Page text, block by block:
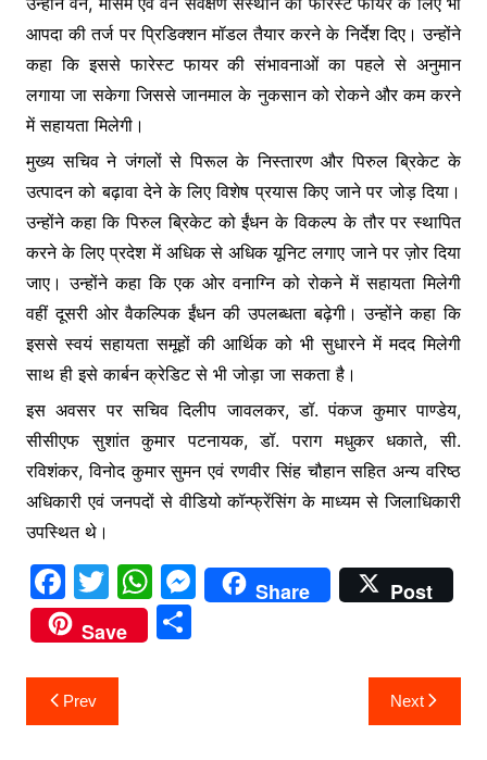
आपदा की तर्ज पर प्रिडिक्शन मॉडल तैयार करने के निर्देश दिए। उन्होंने
कहा कि इससे फारेस्ट फायर की संभावनाओं का पहले से अनुमान
लगाया जा सकेगा जिससे जानमाल के नुकसान को रोकने और कम करने
में सहायता मिलेगी।
मुख्य सचिव ने जंगलों से पिरूल के निस्तारण और पिरुल ब्रिकेट के
उत्पादन को बढ़ावा देने के लिए विशेष प्रयास किए जाने पर जोड़ दिया।
उन्होंने कहा कि पिरुल ब्रिकेट को ईंधन के विकल्प के तौर पर स्थापित
करने के लिए प्रदेश में अधिक से अधिक यूनिट लगाए जाने पर ज़ोर दिया
जाए। उन्होंने कहा कि एक ओर वनाग्नि को रोकने में सहायता मिलेगी
वहीं दूसरी ओर वैकल्पिक ईंधन की उपलब्धता बढ़ेगी। उन्होंने कहा कि
इससे स्वयं सहायता समूहों की आर्थिक को भी सुधारने में मदद मिलेगी
साथ ही इसे कार्बन क्रेडिट से भी जोड़ा जा सकता है।
इस अवसर पर सचिव दिलीप जावलकर, डॉ. पंकज कुमार पाण्डेय,
सीसीएफ सुशांत कुमार पटनायक, डॉ. पराग मधुकर धकाते, सी.
रविशंकर, विनोद कुमार सुमन एवं रणवीर सिंह चौहान सहित अन्य वरिष्ठ
अधिकारी एवं जनपदों से वीडियो कॉन्फ्रेंसिंग के माध्यम से जिलाधिकारी
उपस्थित थे।
F
a
c
e
b
T
w
itt
er
W
h
at
M
e
Share
Post
Save
S
Post
navigation
Prev Next